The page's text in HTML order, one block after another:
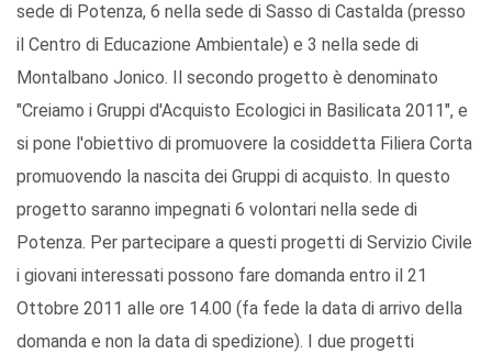
sede di Potenza, 6 nella sede di Sasso di Castalda (presso
il Centro di Educazione Ambientale) e 3 nella sede di
Montalbano Jonico. Il secondo progetto è denominato
"Creiamo i Gruppi d'Acquisto Ecologici in Basilicata 2011", e
si pone l'obiettivo di promuovere la cosiddetta Filiera Corta
promuovendo la nascita dei Gruppi di acquisto. In questo
progetto saranno impegnati 6 volontari nella sede di
Potenza. Per partecipare a questi progetti di Servizio Civile
i giovani interessati possono fare domanda entro il 21
Ottobre 2011 alle ore 14.00 (fa fede la data di arrivo della
domanda e non la data di spedizione). I due progetti